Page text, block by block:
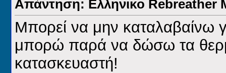
Απάντηση: Ελληνικο Rebreather
Μπορεί να μην καταλαβαίνω
μπορώ παρά να δώσω τα
κατασκευαστή!